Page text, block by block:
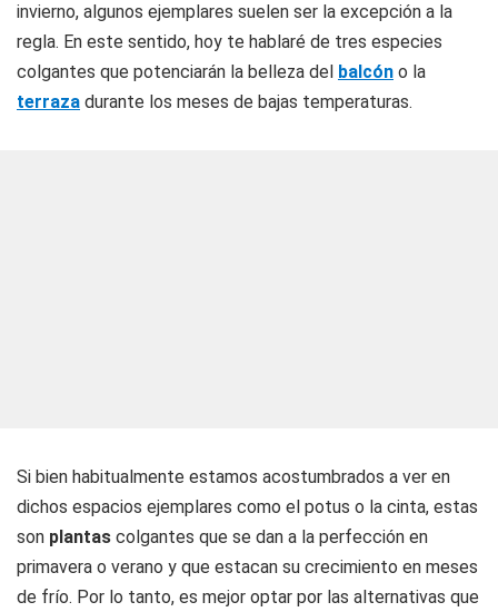
invierno, algunos ejemplares suelen ser la excepción a la
regla. En este sentido, hoy te hablaré de tres especies
colgantes que potenciarán la belleza del balcón o la
terraza durante los meses de bajas temperaturas.
Si bien habitualmente estamos acostumbrados a ver en
dichos espacios ejemplares como el potus o la cinta, estas
son plantas colgantes que se dan a la perfección en
primavera o verano y que estacan su crecimiento en meses
de frío. Por lo tanto, es mejor optar por las alternativas que